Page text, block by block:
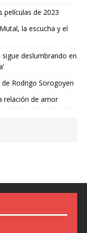
películas de 2023
la escucha y el
sigue deslumbrando en
de Rodrigo Sorogoyen
relación de amor